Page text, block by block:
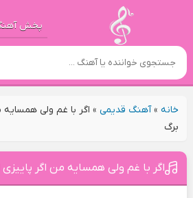
پخش
خانه»آهنگ قدیمی» اگر با غم ولی همسایه
برگ
اگر با غم ولی همسایه من اگر پاییزی